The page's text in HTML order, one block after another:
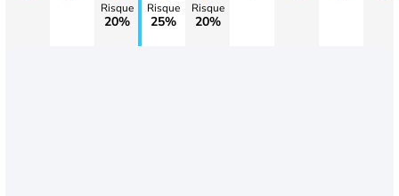
Risque
20%
Risque
25%
Risque
20%